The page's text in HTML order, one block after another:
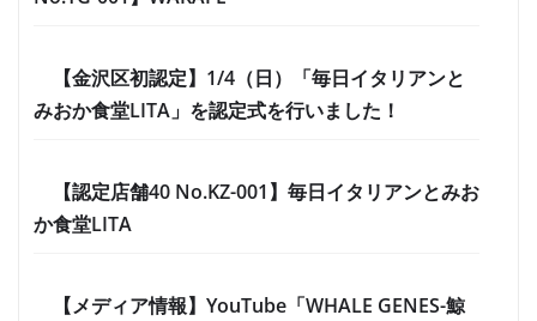
【金沢区初認定】1/4（日）「毎日イタリアンと
みおか食堂LITA」を認定式を行いました！
【認定店舗40 No.KZ-001】毎日イタリアンとみお
か食堂LITA
【メディア情報】YouTube「WHALE GENES-鯨